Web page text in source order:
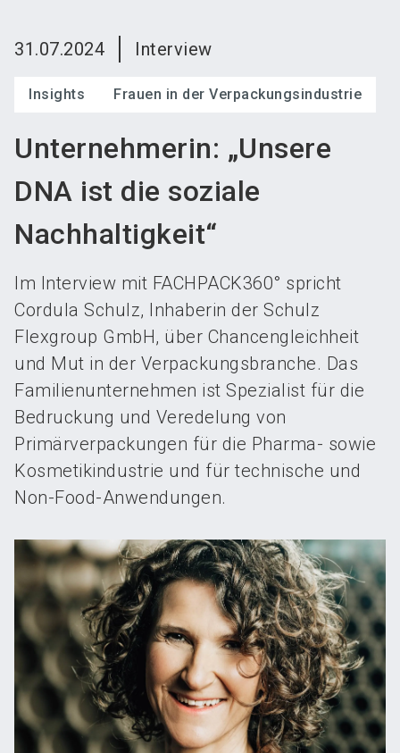
search
31.07.2024 Interview
Insights Frauen in der Verpackungsindustrie
Unternehmerin: „Unsere
DNA ist die soziale
Nachhaltigkeit“
Im Interview mit FACHPACK360° spricht
Cordula Schulz, Inhaberin der Schulz
Flexgroup GmbH, über Chancengleichheit
und Mut in der Verpackungsbranche. Das
Familienunternehmen ist Spezialist für die
Bedruckung und Veredelung von
Primärverpackungen für die Pharma- sowie
Kosmetikindustrie und für technische und
Non-Food-Anwendungen.